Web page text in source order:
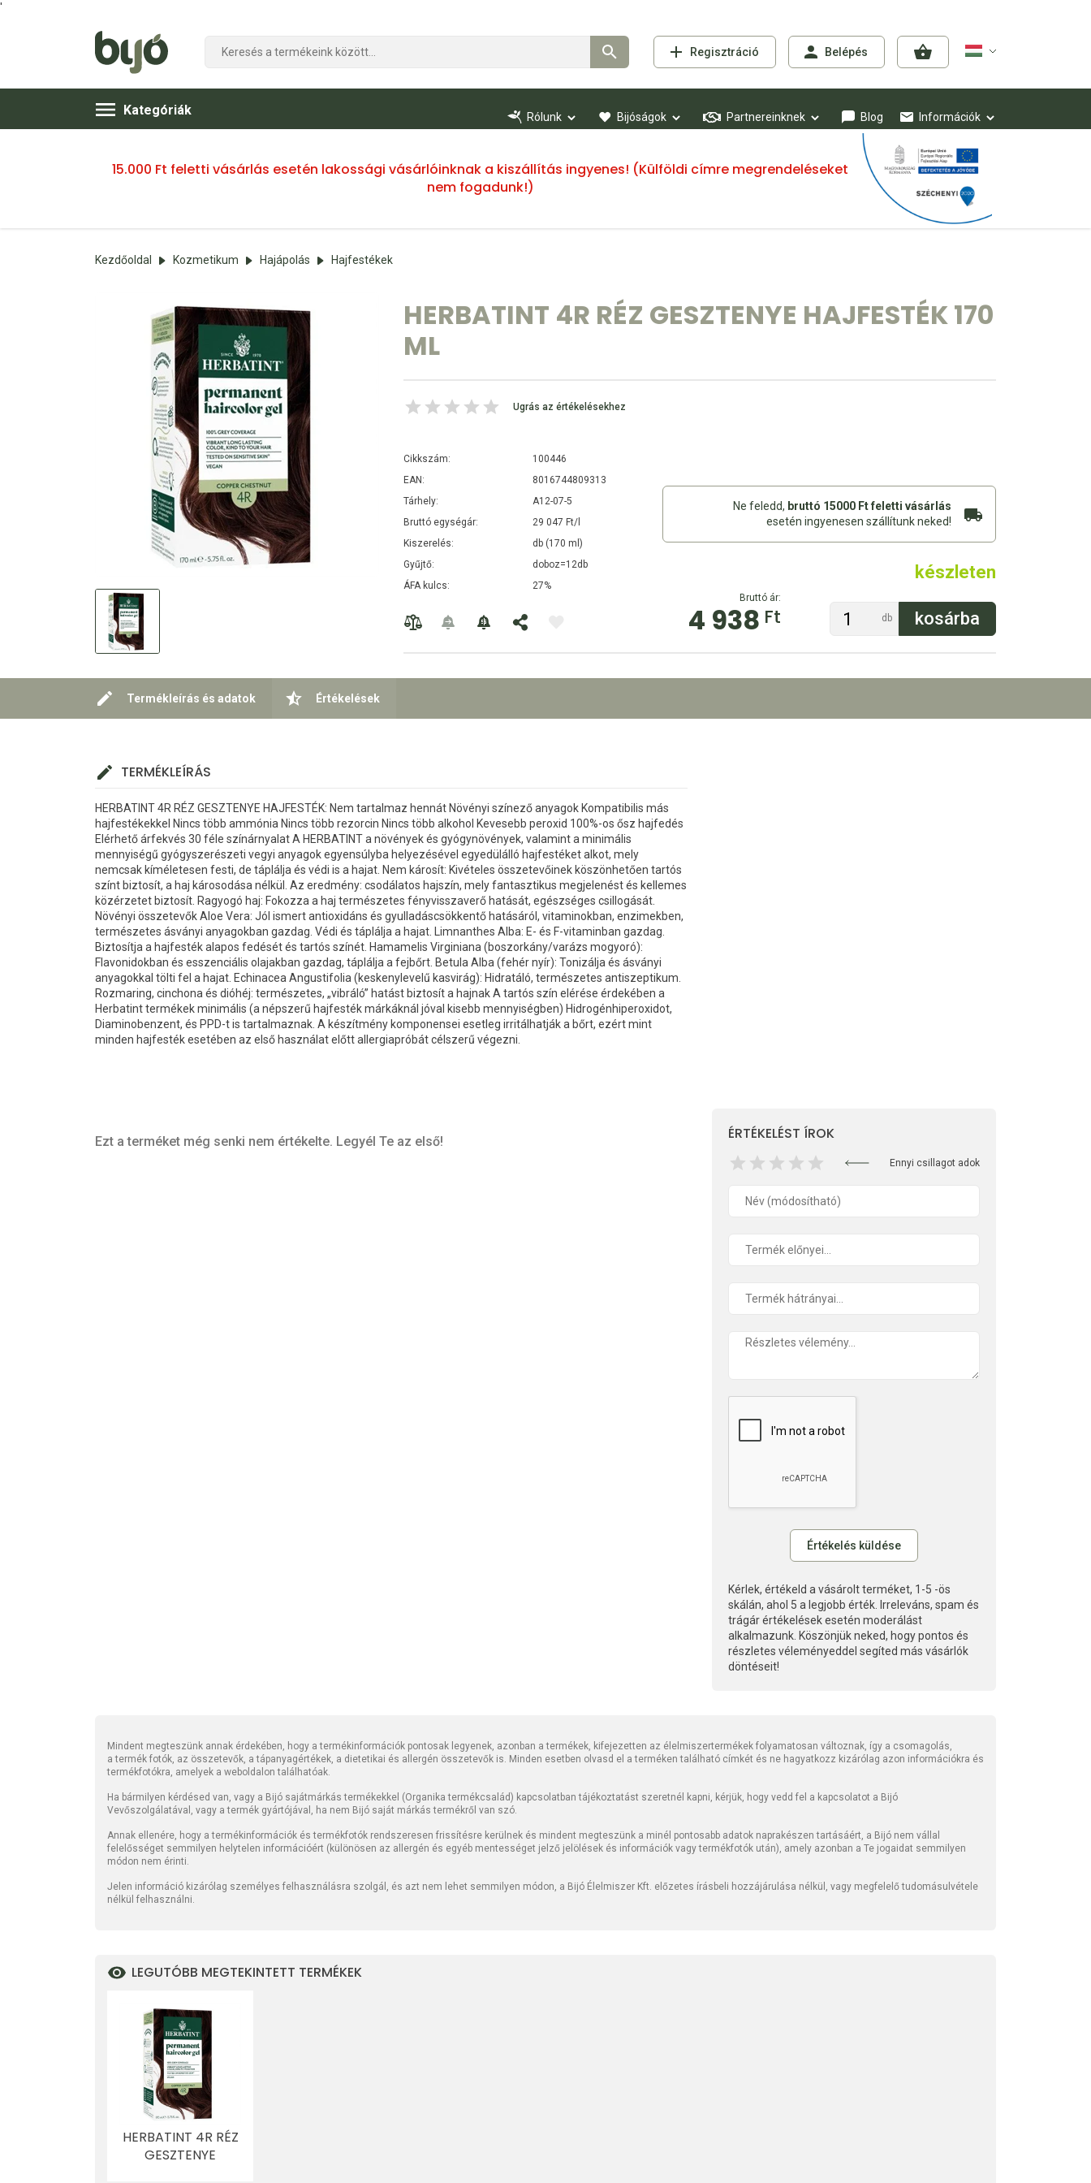
'
Regisztráció Belépés
Kategóriák Rólunk Bijóságok Partnereinknek Blog Információk
15.000 Ft feletti vásárlás esetén lakossági vásárlóinknak a kiszállítás ingyenes! (Külföldi címre megrendeléseket
nem fogadunk!)
Kezdőoldal Kozmetikum Hajápolás Hajfestékek
HERBATINT 4R RÉZ GESZTENYE HAJFESTÉK 170
ML
Ugrás az értékelésekhez
Cikkszám:
100446
EAN:
8016744809313
Tárhely:
A12-07-5
Bruttó egységár:
29 047 Ft/l
Kiszerelés:
db (170 ml)
Gyűjtő:
doboz=12db
ÁFA kulcs:
27%
Ne feledd, bruttó 15000 Ft feletti vásárlás
esetén ingyenesen szállítunk neked!
Bruttó ár:
4 938 Ft
készleten
db
Termékleírás és adatok Értékelések
TERMÉKLEÍRÁS
HERBATINT 4R RÉZ GESZTENYE HAJFESTÉK: Nem tartalmaz hennát Növényi színező anyagok Kompatibilis más
hajfestékekkel Nincs több ammónia Nincs több rezorcin Nincs több alkohol Kevesebb peroxid 100%-os ősz hajfedés
Elérhető árfekvés 30 féle színárnyalat A HERBATINT a növények és gyógynövények, valamint a minimális
mennyiségű gyógyszerészeti vegyi anyagok egyensúlyba helyezésével egyedülálló hajfestéket alkot, mely
nemcsak kíméletesen festi, de táplálja és védi is a hajat. Nem károsít: Kivételes összetevőinek köszönhetően tartós
színt biztosít, a haj károsodása nélkül. Az eredmény: csodálatos hajszín, mely fantasztikus megjelenést és kellemes
közérzetet biztosít. Ragyogó haj: Fokozza a haj természetes fényvisszaverő hatását, egészséges csillogását.
Növényi összetevők Aloe Vera: Jól ismert antioxidáns és gyulladáscsökkentő hatásáról, vitaminokban, enzimekben,
természetes ásványi anyagokban gazdag. Védi és táplálja a hajat. Limnanthes Alba: E- és F-vitaminban gazdag.
Biztosítja a hajfesték alapos fedését és tartós színét. Hamamelis Virginiana (boszorkány/varázs mogyoró):
Flavonidokban és esszenciális olajakban gazdag, táplálja a fejbőrt. Betula Alba (fehér nyír): Tonizálja és ásványi
anyagokkal tölti fel a hajat. Echinacea Angustifolia (keskenylevelű kasvirág): Hidratáló, természetes antiszeptikum.
Rozmaring, cinchona és dióhéj: természetes, „vibráló” hatást biztosít a hajnak A tartós szín elérése érdekében a
Herbatint termékek minimális (a népszerű hajfesték márkáknál jóval kisebb mennyiségben) Hidrogénhiperoxidot,
Diaminobenzent, és PPD-t is tartalmaznak. A készítmény komponensei esetleg irritálhatják a bőrt, ezért mint
minden hajfesték esetében az első használat előtt allergiapróbát célszerű végezni.
Ezt a terméket még senki nem értékelte. Legyél Te az első! ÉRTÉKELÉST ÍROK
Ennyi csillagot adok
Kérlek, értékeld a vásárolt terméket, 1-5 -ös
skálán, ahol 5 a legjobb érték. Irreleváns, spam és
trágár értékelések esetén moderálást
alkalmazunk. Köszönjük neked, hogy pontos és
részletes véleményeddel segíted más vásárlók
döntéseit!
Mindent megteszünk annak érdekében, hogy a termékinformációk pontosak legyenek, azonban a termékek, kifejezetten az élelmiszertermékek folyamatosan változnak, így a csomagolás,
a termék fotók, az összetevők, a tápanyagértékek, a dietetikai és allergén összetevők is. Minden esetben olvasd el a terméken található címkét és ne hagyatkozz kizárólag azon információkra és
termékfotókra, amelyek a weboldalon találhatóak.
Ha bármilyen kérdésed van, vagy a Bijó sajátmárkás termékekkel (Organika termékcsalád) kapcsolatban tájékoztatást szeretnél kapni, kérjük, hogy vedd fel a kapcsolatot a Bijó
Vevőszolgálatával, vagy a termék gyártójával, ha nem Bijó saját márkás termékről van szó.
Annak ellenére, hogy a termékinformációk és termékfotók rendszeresen frissítésre kerülnek és mindent megteszünk a minél pontosabb adatok naprakészen tartásáért, a Bijó nem vállal
felelősséget semmilyen helytelen információért (különösen az allergén és egyéb mentességet jelző jelölések és információk vagy termékfotók után), amely azonban a Te jogaidat semmilyen
módon nem érinti.
Jelen információ kizárólag személyes felhasználásra szolgál, és azt nem lehet semmilyen módon, a Bijó Élelmiszer Kft. előzetes írásbeli hozzájárulása nélkül, vagy megfelelő tudomásulvétele
nélkül felhasználni.
LEGUTÓBB MEGTEKINTETT TERMÉKEK
HERBATINT 4R RÉZ
GESZTENYE